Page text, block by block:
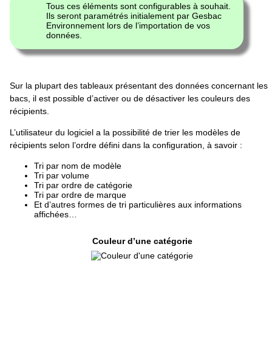
Tous ces éléments sont configurables à souhait.
Ils seront paramétrés initialement par Gesbac
Environnement lors de l’importation de vos
données.
Sur la plupart des tableaux présentant des données concernant les
bacs, il est possible d’activer ou de désactiver les couleurs des
récipients.
L’utilisateur du logiciel a la possibilité de trier les modèles de
récipients selon l’ordre défini dans la configuration, à savoir :
Tri par nom de modèle
Tri par volume
Tri par ordre de catégorie
Tri par ordre de marque
Et d’autres formes de tri particulières aux informations
affichées…
Couleur d’une catégorie